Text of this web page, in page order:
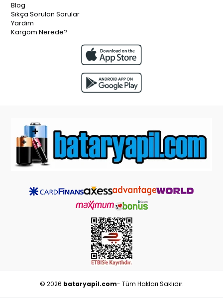
Blog
Sıkça Sorulan Sorular
Yardım
Kargom Nerede?
© 2026 bataryapil.com- Tüm Hakları Saklıdır.